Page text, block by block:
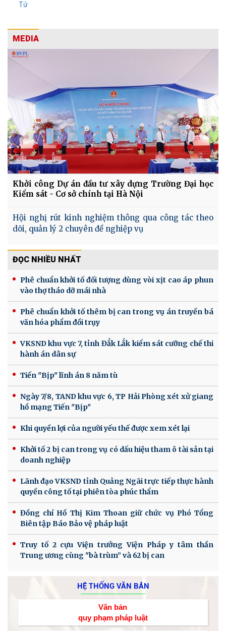
Tử
MEDIA
Khởi công Dự án đầu tư xây dựng Trường Đại học
Kiểm sát - Cơ sở chính tại Hà Nội
Hội nghị rút kinh nghiệm thông qua công tác theo
dõi, quản lý 2 chuyên đề nghiệp vụ
ĐỌC NHIỀU NHẤT
Phê chuẩn khởi tố đối tượng dùng vòi xịt cao áp phun
vào thợ tháo dỡ mái nhà
Phê chuẩn khởi tố thêm bị can trong vụ án truyền bá
văn hóa phẩm đồi trụy
VKSND khu vực 7, tỉnh Đắk Lắk kiểm sát cưỡng chế thi
hành án dân sự
Tiến "Bịp" lĩnh án 8 năm tù
Ngày 7/8, TAND khu vực 6, TP Hải Phòng xét xử giang
hồ mạng Tiến "Bịp"
Khi quyền lợi của người yếu thế được xem xét lại
Khởi tố 2 bị can trong vụ có dấu hiệu tham ô tài sản tại
doanh nghiệp
Lãnh đạo VKSND tỉnh Quảng Ngãi trực tiếp thực hành
quyền công tố tại phiên tòa phúc thẩm
Đồng chí Hồ Thị Kim Thoan giữ chức vụ Phó Tổng
Biên tập Báo Bảo vệ pháp luật
Truy tố 2 cựu Viện trưởng Viện Pháp y tâm thần
Trung ương cùng "bà trùm” và 62 bị can
HỆ THỐNG VĂN BẢN
Văn bản
quy phạm pháp luật